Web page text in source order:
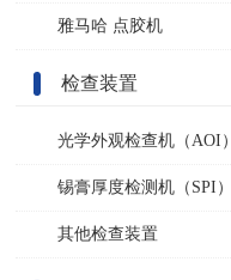
雅马哈 点胶机
检查装置
光学外观检查机（AOI）
锡膏厚度检测机（SPI）
其他检查装置